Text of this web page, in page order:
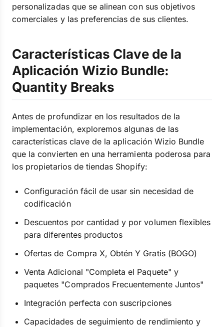
personalizadas que se alinean con sus objetivos
comerciales y las preferencias de sus clientes.
Características Clave de la
Aplicación Wizio Bundle:
Quantity Breaks
Antes de profundizar en los resultados de la
implementación, exploremos algunas de las
características clave de la aplicación Wizio Bundle
que la convierten en una herramienta poderosa para
los propietarios de tiendas Shopify:
Configuración fácil de usar sin necesidad de
codificación
Descuentos por cantidad y por volumen flexibles
para diferentes productos
Ofertas de Compra X, Obtén Y Gratis (BOGO)
Venta Adicional "Completa el Paquete" y
paquetes "Comprados Frecuentemente Juntos"
Integración perfecta con suscripciones
Capacidades de seguimiento de rendimiento y